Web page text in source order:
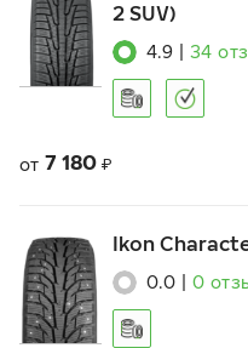
2 SUV)
4.9 34
от 7 180 ₽
Ikon
0.0 0